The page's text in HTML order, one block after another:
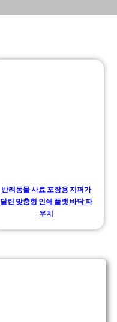
반려동물 사료 포장용 지퍼가
달린 맞춤형 인쇄 플랫 바닥 파
우치